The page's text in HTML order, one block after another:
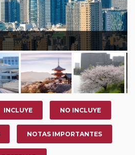
INCLUYE NO INCLUYE
NOTAS IMPORTANTES